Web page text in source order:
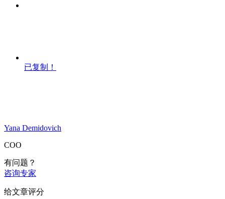
已复制！
Yana Demidovich
COO
有问题？
咨询专家
给文章评分